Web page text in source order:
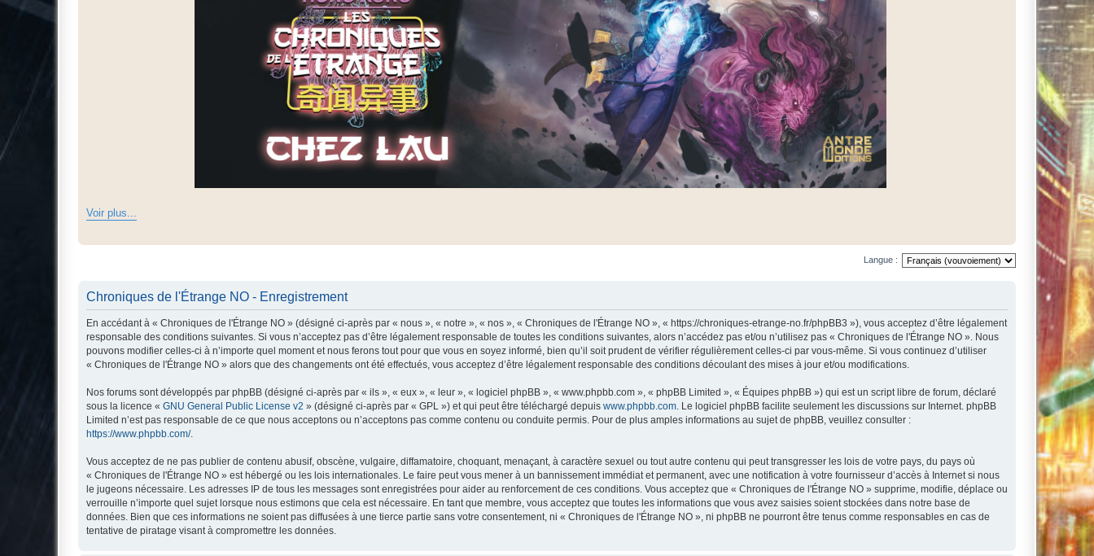
Voir plus...
Langue :
Chroniques de l'Étrange NO - Enregistrement
En accédant à « Chroniques de l'Étrange NO » (désigné ci-après par « nous », « notre », « nos », « Chroniques de l'Étrange NO », « https://chroniques-etrange-no.fr/phpBB3 »), vous acceptez d’être légalement
responsable des conditions suivantes. Si vous n’acceptez pas d’être légalement responsable de toutes les conditions suivantes, alors n’accédez pas et/ou n’utilisez pas « Chroniques de l'Étrange NO ». Nous
pouvons modifier celles-ci à n’importe quel moment et nous ferons tout pour que vous en soyez informé, bien qu’il soit prudent de vérifier régulièrement celles-ci par vous-même. Si vous continuez d’utiliser
« Chroniques de l'Étrange NO » alors que des changements ont été effectués, vous acceptez d’être légalement responsable des conditions découlant des mises à jour et/ou modifications.
Nos forums sont développés par phpBB (désigné ci-après par « ils », « eux », « leur », « logiciel phpBB », « www.phpbb.com », « phpBB Limited », « Équipes phpBB ») qui est un script libre de forum, déclaré
sous la licence « GNU General Public License v2 » (désigné ci-après par « GPL ») et qui peut être téléchargé depuis www.phpbb.com. Le logiciel phpBB facilite seulement les discussions sur Internet. phpBB
Limited n’est pas responsable de ce que nous acceptons ou n’acceptons pas comme contenu ou conduite permis. Pour de plus amples informations au sujet de phpBB, veuillez consulter :
https://www.phpbb.com/.
Vous acceptez de ne pas publier de contenu abusif, obscène, vulgaire, diffamatoire, choquant, menaçant, à caractère sexuel ou tout autre contenu qui peut transgresser les lois de votre pays, du pays où
« Chroniques de l'Étrange NO » est hébergé ou les lois internationales. Le faire peut vous mener à un bannissement immédiat et permanent, avec une notification à votre fournisseur d’accès à Internet si nous
le jugeons nécessaire. Les adresses IP de tous les messages sont enregistrées pour aider au renforcement de ces conditions. Vous acceptez que « Chroniques de l'Étrange NO » supprime, modifie, déplace ou
verrouille n’importe quel sujet lorsque nous estimons que cela est nécessaire. En tant que membre, vous acceptez que toutes les informations que vous avez saisies soient stockées dans notre base de
données. Bien que ces informations ne soient pas diffusées à une tierce partie sans votre consentement, ni « Chroniques de l'Étrange NO », ni phpBB ne pourront être tenus comme responsables en cas de
tentative de piratage visant à compromettre les données.